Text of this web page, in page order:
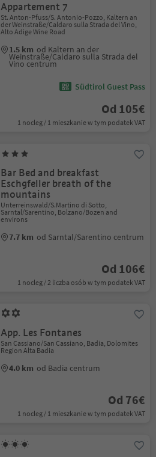
Appartement 7
St. Anton-Pfuss/S. Antonio-Pozzo, Kaltern an
der Weinstraße/Caldaro sulla Strada del Vino,
Alto Adige Wine Road
1.5 km od Kaltern an der
Weinstraße/Caldaro sulla Strada del
Vino centrum
Südtirol Guest Pass
Od 105€
1 nocleg / 1 mieszkanie w tym podatek VAT
Bar Bed and breakfast
Eschgfeller breath of the
mountains
Unterreinswald/S.Martino di Sotto,
Sarntal/Sarentino, Bolzano/Bozen and
environs
7.7 km od Sarntal/Sarentino centrum
Od 106€
1 nocleg / 2 liczba osób w tym podatek VAT
App. Les Fontanes
San Cassiano/San Cassiano, Badia, Dolomites
Region Alta Badia
4.0 km od Badia centrum
Od 76€
1 nocleg / 1 mieszkanie w tym podatek VAT